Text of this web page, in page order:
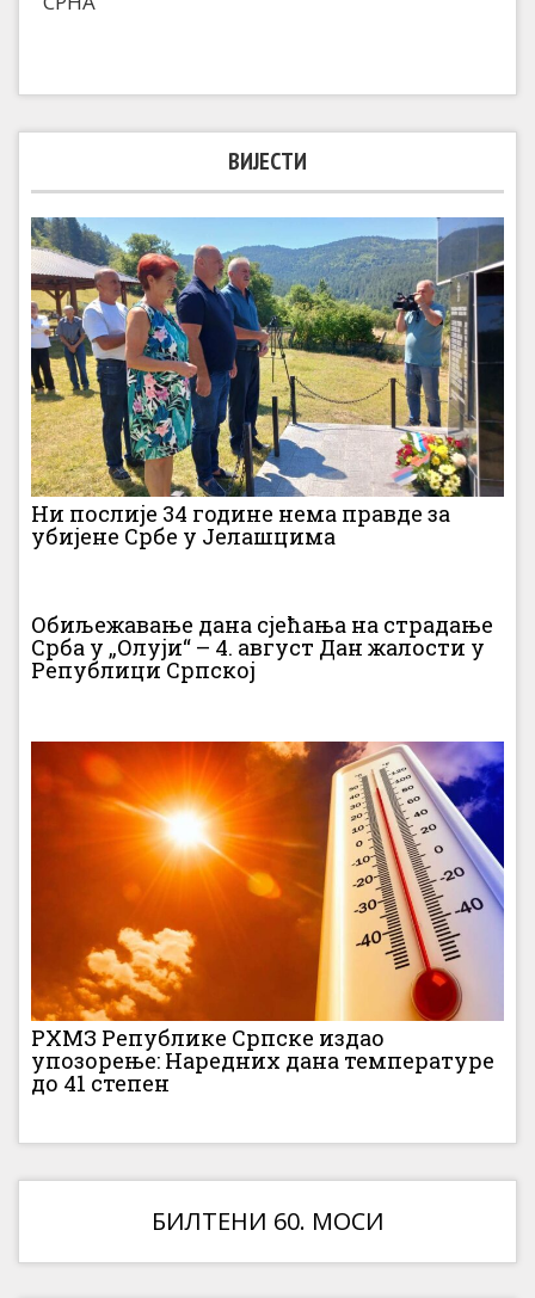
ВИЈЕСТИ
Ни послије 34 године нема правде за
убијене Србе у Јелашцима
Обиљежавање дана сјећања на страдање
Срба у „Олуји“ – 4. август Дан жалости у
Републици Српској
РХМЗ Републике Српске издао
упозорење: Наредних дана температуре
до 41 степен
БИЛТЕНИ 60. МОСИ